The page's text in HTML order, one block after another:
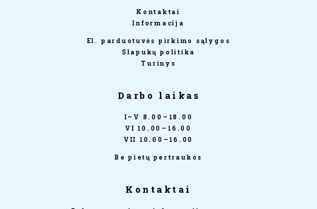
Kontaktai
Informacija
El. parduotuvės pirkimo sąlygos
Slapukų politika
Turinys
Darbo laikas
I–V 8.00–18.00
VI 10.00–16.00
VII 10.00–16.00
Be pietų pertraukos
Kontaktai